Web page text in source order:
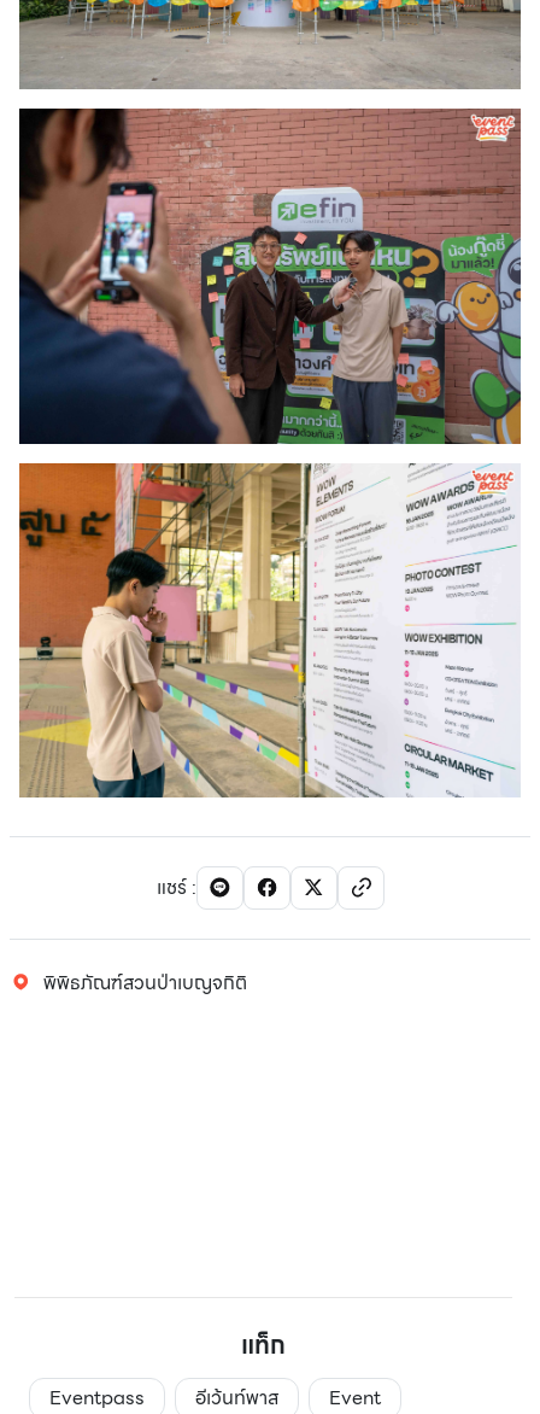
แชร์:
พิพิธภัณฑ์สวนป่าเบญจกิติ
แท็ก
Eventpass อีเว้นท์พาส
Event